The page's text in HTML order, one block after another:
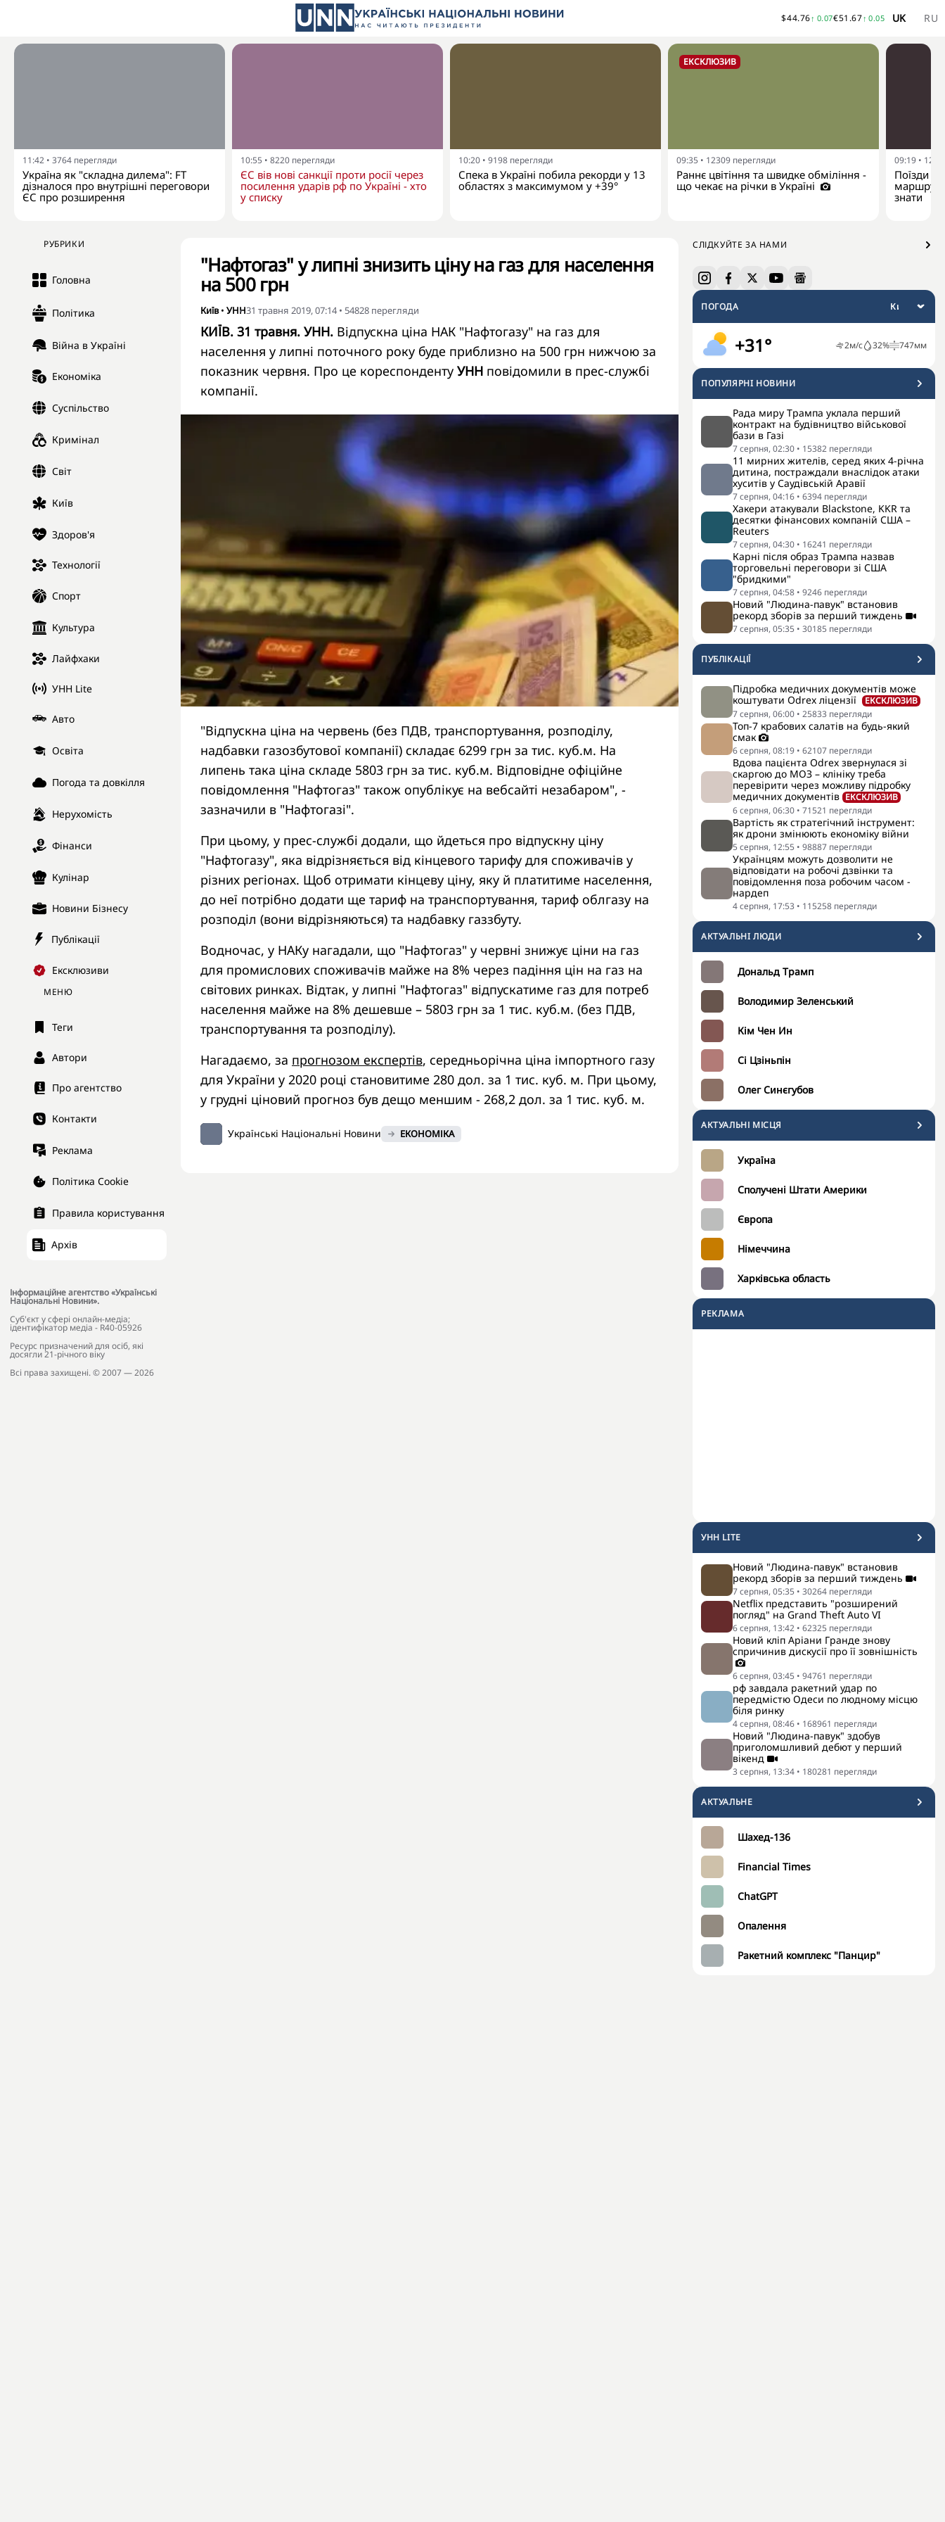
$44.76↑ 0.07€51.67↑ 0.05 UK RU
11:42 • 3764 перегляди
Україна як "складна дилема": FT
дізналося про внутрішні переговори
ЄС про розширення
10:55 • 8220 перегляди
ЄС вів нові санкції проти росії через
посилення ударів рф по Україні - хто
у списку
10:20 • 9198 перегляди
Спека в Україні побила рекорди у 13
областях з максимумом у +39°
ЕКСКЛЮЗИВ
09:35 • 12309 перегляди
Раннє цвітіння та швидке обміління -
що чекає на річки в Україні
09:19 •
Поїзди у
маршрут
знати
РУБРИКИ
Головна
Політика
Війна в Україні
Економіка
Суспільство
Кримінал
Світ
Київ
Здоров'я
Технології
Спорт
Культура
Лайфхаки
УНН Lite
Авто
Освіта
Погода та довкілля
Нерухомість
Фінанси
Кулінар
Новини Бізнесу
Публікації
Ексклюзиви
МЕНЮ
Теги
Автори
Про агентство
Контакти
Реклама
Політика Cookie
Правила користування
Архів
Інформаційне агентство «Українські
Національні Новини».
Cуб'єкт у сфері онлайн-медіа;
ідентифікатор медіа - R40-05926
Ресурс призначений для осіб, які
досягли 21-річного віку
Всі права захищені. © 2007 — 2026
СЛІДКУЙТЕ ЗА НАМИ
ПОГОДА
+31° 2м/с 32% 747мм
ПОПУЛЯРНI НОВИНИ
Рада миру Трампа уклала перший
контракт на будівництво військової
бази в Газі
7 серпня, 02:30 • 15382 перегляди
11 мирних жителів, серед яких 4-річна
дитина, постраждали внаслідок атаки
хуситів у Саудівській Аравії
7 серпня, 04:16 • 6394 перегляди
Хакери атакували Blackstone, KKR та
десятки фінансових компаній США –
Reuters
7 серпня, 04:30 • 16241 перегляди
Карні після образ Трампа назвав
торговельні переговори зі США
"бридкими"
7 серпня, 04:58 • 9246 перегляди
Новий "Людина-павук" встановив
рекорд зборів за перший тиждень
7 серпня, 05:35 • 30185 перегляди
ПУБЛІКАЦІЇ
Підробка медичних документів може
коштувати Odrex ліцензії
ЕКСКЛЮЗИВ
7 серпня, 06:00 • 25833 перегляди
Топ-7 крабових салатів на будь-який
смак
6 серпня, 08:19 • 62107 перегляди
Вдова пацієнта Odrex звернулася зі
скаргою до МОЗ – клініку треба
перевірити через можливу підробку
медичних документів ЕКСКЛЮЗИВ
6 серпня, 06:30 • 71521 перегляди
Вартість як стратегічний інструмент:
як дрони змінюють економіку війни
5 серпня, 12:55 • 98887 перегляди
Українцям можуть дозволити не
відповідати на робочі дзвінки та
повідомлення поза робочим часом -
нардеп
4 серпня, 17:53 • 115258 перегляди
АКТУАЛЬНI ЛЮДИ
Дональд Трамп
Володимир Зеленський
Кім Чен Ин
Сі Цзіньпін
Олег Синєгубов
АКТУАЛЬНІ МІСЦЯ
Україна
Сполучені Штати Америки
Європа
Німеччина
Харківська область
РЕКЛАМА
УНН LITE
Новий "Людина-павук" встановив
рекорд зборів за перший тиждень
7 серпня, 05:35 • 30264 перегляди
Netflix представить "розширений
погляд" на Grand Theft Auto VI
6 серпня, 13:42 • 62325 перегляди
Новий кліп Аріани Гранде знову
спричинив дискусії про її зовнішність
6 серпня, 03:45 • 94761 перегляди
рф завдала ракетний удар по
передмістю Одеси по людному місцю
біля ринку
4 серпня, 08:46 • 168961 перегляди
Новий "Людина-павук" здобув
приголомшливий дебют у перший
вікенд
3 серпня, 13:34 • 180281 перегляди
АКТУАЛЬНЕ
Шахед-136
Financial Times
ChatGPT
Опалення
Ракетний комплекс "Панцир"
"Нафтогаз" у липні знизить ціну на газ для населення
на 500 грн
Київ• УНН31 травня 2019, 07:14• 54828 перегляди
КИЇВ. 31 травня. УНН. Відпускна ціна НАК "Нафтогазу" на газ для
населення у липні поточного року буде приблизно на 500 грн нижчою за
показник червня. Про це кореспонденту УНН повідомили в прес-службі
компанії.
"Відпускна ціна на червень (без ПДВ, транспортування, розподілу,
надбавки газозбутової компанії) складає 6299 грн за тис. куб.м. На
липень така ціна складе 5803 грн за тис. куб.м. Відповідне офіційне
повідомлення "Нафтогаз" також опублікує на вебсайті незабаром", -
зазначили в "Нафтогазі".
При цьому, у прес-службі додали, що йдеться про відпускну ціну
"Нафтогазу", яка відрізняється від кінцевого тарифу для споживачів у
різних регіонах. Щоб отримати кінцеву ціну, яку й платитиме населення,
до неї потрібно додати ще тариф на транспортування, тариф облгазу на
розподіл (вони відрізняються) та надбавку газзбуту.
Водночас, у НАКу нагадали, що "Нафтогаз" у червні знижує ціни на газ
для промислових споживачів майже на 8% через падіння цін на газ на
світових ринках. Відтак, у липні "Нафтогаз" відпускатиме газ для потреб
населення майже на 8% дешевше – 5803 грн за 1 тис. куб.м. (без ПДВ,
транспортування та розподілу).
Нагадаємо, за прогнозом експертів, середньорічна ціна імпортного газу
для України у 2020 році становитиме 280 дол. за 1 тис. куб. м. При цьому,
у грудні ціновий прогноз був дещо меншим - 268,2 дол. за 1 тис. куб. м.
Українські Національні Новини ЕКОНОМІКА